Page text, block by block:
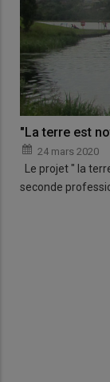
"La terre est
24 mars 2020
Le projet " la
seconde